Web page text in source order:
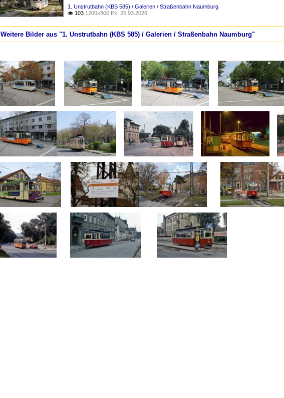
1. Unstrutbahn (KBS 585) / Galerien / Straßenbahn Naumburg
 103 1200x800 Px, 25.03.2026
Weitere Bilder aus "1. Unstrutbahn (KBS 585) / Galerien / Straßenbahn Naumburg"